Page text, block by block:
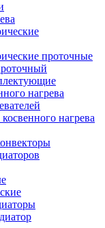
проточные
нагрева
нагрева